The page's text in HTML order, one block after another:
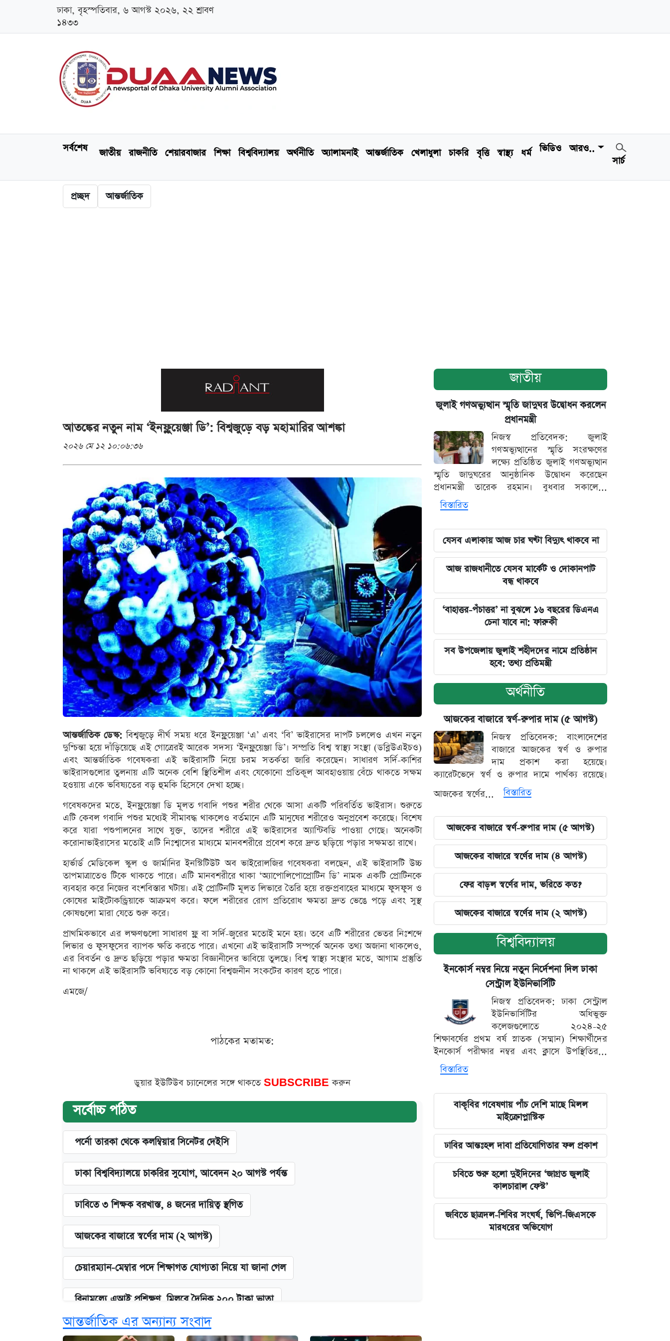
ঢাকা, বৃহস্পতিবার, ৬ আগস্ট ২০২৬, ২২ শ্রাবণ
১৪৩৩
সর্বশেষ জাতীয় রাজনীতি শেয়ারবাজার শিক্ষা বিশ্ববিদ্যালয় অর্থনীতি অ্যালামনাই আন্তর্জাতিক খেলাধুলা চাকরি বৃত্তি স্বাস্থ্য ধর্ম ভিডিও
আরও..
সার্চ
প্রচ্ছদ আন্তর্জাতিক
আতঙ্কের নতুন নাম ‘ইনফ্লুয়েঞ্জা ডি’: বিশ্বজুড়ে বড় মহামারির আশঙ্কা
২০২৬ মে ১২ ১০:০৬:৩৬
আন্তর্জাতিক ডেস্ক: বিশ্বজুড়ে দীর্ঘ সময় ধরে ইনফ্লুয়েঞ্জা ‘এ’ এবং ‘বি’ ভাইরাসের দাপট চললেও এখন নতুন
দুশ্চিন্তা হয়ে দাঁড়িয়েছে এই গোত্রেরই আরেক সদস্য ‘ইনফ্লুয়েঞ্জা ডি’। সম্প্রতি বিশ্ব স্বাস্থ্য সংস্থা (ডব্লিউএইচও)
এবং আন্তর্জাতিক গবেষকরা এই ভাইরাসটি নিয়ে চরম সতর্কতা জারি করেছেন। সাধারণ সর্দি-কাশির
ভাইরাসগুলোর তুলনায় এটি অনেক বেশি স্থিতিশীল এবং যেকোনো প্রতিকূল আবহাওয়ায় বেঁচে থাকতে সক্ষম
হওয়ায় একে ভবিষ্যতের বড় হুমকি হিসেবে দেখা হচ্ছে।
গবেষকদের মতে, ইনফ্লুয়েঞ্জা ডি মূলত গবাদি পশুর শরীর থেকে আসা একটি পরিবর্তিত ভাইরাস। শুরুতে
এটি কেবল গবাদি পশুর মধ্যেই সীমাবদ্ধ থাকলেও বর্তমানে এটি মানুষের শরীরেও অনুপ্রবেশ করেছে। বিশেষ
করে যারা পশুপালনের সাথে যুক্ত, তাদের শরীরে এই ভাইরাসের অ্যান্টিবডি পাওয়া গেছে। অনেকটা
করোনাভাইরাসের মতোই এটি নিঃশ্বাসের মাধ্যমে মানবশরীরে প্রবেশ করে দ্রুত ছড়িয়ে পড়ার সক্ষমতা রাখে।
হার্ভার্ড মেডিকেল স্কুল ও জার্মানির ইনস্টিটিউট অব ভাইরোলজির গবেষকরা বলছেন, এই ভাইরাসটি উচ্চ
তাপমাত্রাতেও টিকে থাকতে পারে। এটি মানবশরীরে থাকা ‘অ্যাপোলিপোপ্রোটিন ডি’ নামক একটি প্রোটিনকে
ব্যবহার করে নিজের বংশবিস্তার ঘটায়। এই প্রোটিনটি মূলত লিভারে তৈরি হয়ে রক্তপ্রবাহের মাধ্যমে ফুসফুস ও
কোষের মাইটোকন্ড্রিয়াকে আক্রমণ করে। ফলে শরীরের রোগ প্রতিরোধ ক্ষমতা দ্রুত ভেঙে পড়ে এবং সুস্থ
কোষগুলো মারা যেতে শুরু করে।
প্রাথমিকভাবে এর লক্ষণগুলো সাধারণ ফ্লু বা সর্দি-জ্বরের মতোই মনে হয়। তবে এটি শরীরের ভেতর নিঃশব্দে
লিভার ও ফুসফুসের ব্যাপক ক্ষতি করতে পারে। এখনো এই ভাইরাসটি সম্পর্কে অনেক তথ্য অজানা থাকলেও,
এর বিবর্তন ও দ্রুত ছড়িয়ে পড়ার ক্ষমতা বিজ্ঞানীদের ভাবিয়ে তুলছে। বিশ্ব স্বাস্থ্য সংস্থার মতে, আগাম প্রস্তুতি
না থাকলে এই ভাইরাসটি ভবিষ্যতে বড় কোনো বিশ্বজনীন সংকটের কারণ হতে পারে।
এমজে/
পাঠকের মতামত:
ডুয়ার ইউটিউব চ্যানেলের সঙ্গে থাকতে SUBSCRIBEকরুন
সর্বোচ্চ পঠিত
পর্নো তারকা থেকে কলম্বিয়ার সিনেটর দেইসি
ঢাকা বিশ্ববিদ্যালয়ে চাকরির সুযোগ, আবেদন ২০ আগস্ট পর্যন্ত
ঢাবিতে ৩ শিক্ষক বরখাস্ত, ৪ জনের দায়িত্ব স্থগিত
আজকের বাজারে স্বর্ণের দাম (২ আগস্ট)
চেয়ারম্যান-মেম্বার পদে শিক্ষাগত যোগ্যতা নিয়ে যা জানা গেল
বিনামূল্যে এআই প্রশিক্ষণ, মিলবে দৈনিক ২০০ টাকা ভাতা
জুলাই স্মৃতি জাদুঘরে যেতে টিকিট কাটবেন যেভাবে
আন্তর্জাতিক এর অন্যান্য সংবাদ
জাতীয়
জুলাই গণঅভ্যুত্থান স্মৃতি জাদুঘর উদ্বোধন করলেন
প্রধানমন্ত্রী
নিজস্ব প্রতিবেদক: জুলাই
গণঅভ্যুত্থানের স্মৃতি সংরক্ষণের
লক্ষ্যে প্রতিষ্ঠিত জুলাই গণঅভ্যুত্থান
স্মৃতি জাদুঘরের আনুষ্ঠানিক উদ্বোধন করেছেন
প্রধানমন্ত্রী তারেক রহমান। বুধবার সকালে...
বিস্তারিত
যেসব এলাকায় আজ চার ঘণ্টা বিদ্যুৎ থাকবে না
আজ রাজধানীতে যেসব মার্কেট ও দোকানপাট
বন্ধ থাকবে
‘বাহাত্তর-পঁচাত্তর’ না বুঝলে ১৬ বছরের ডিএনএ
চেনা যাবে না: ফারুকী
সব উপজেলায় জুলাই শহীদদের নামে প্রতিষ্ঠান
হবে: তথ্য প্রতিমন্ত্রী
অর্থনীতি
আজকের বাজারে স্বর্ণ-রুপার দাম (৫ আগস্ট)
নিজস্ব প্রতিবেদক: বাংলাদেশের
বাজারে আজকের স্বর্ণ ও রুপার
দাম প্রকাশ করা হয়েছে।
ক্যারেটভেদে স্বর্ণ ও রুপার দামে পার্থক্য রয়েছে।
আজকের স্বর্ণের...
বিস্তারিত
আজকের বাজারে স্বর্ণ-রুপার দাম (৫ আগস্ট)
আজকের বাজারে স্বর্ণের দাম (৪ আগস্ট)
ফের বাড়ল স্বর্ণের দাম, ভরিতে কত?
আজকের বাজারে স্বর্ণের দাম (২ আগস্ট)
বিশ্ববিদ্যালয়
ইনকোর্স নম্বর নিয়ে নতুন নির্দেশনা দিল ঢাকা
সেন্ট্রাল ইউনিভার্সিটি
নিজস্ব প্রতিবেদক: ঢাকা সেন্ট্রাল
ইউনিভার্সিটির অধিভুক্ত
কলেজগুলোতে ২০২৪-২৫
শিক্ষাবর্ষের প্রথম বর্ষ স্নাতক (সম্মান) শিক্ষার্থীদের
ইনকোর্স পরীক্ষার নম্বর এবং ক্লাসে উপস্থিতির...
বিস্তারিত
বাকৃবির গবেষণায় পাঁচ দেশি মাছে মিলল
মাইক্রোপ্লাস্টিক
ঢাবির আন্তঃহল দাবা প্রতিযোগিতার ফল প্রকাশ
চবিতে শুরু হলো দুইদিনের ‘জাগ্রত জুলাই
কালচারাল ফেস্ট’
জবিতে ছাত্রদল-শিবির সংঘর্ষ, ভিপি-জিএসকে
মারধরের অভিযোগ